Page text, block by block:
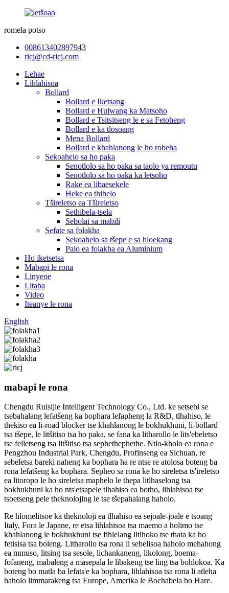
romela potso
008613402897943
ricj@cd-ricj.com
Lehae
Lihlahisoa
Bollard
Bollard e Iketsang
Bollard e Hulwang ka Matsoho
Bollard e Tsitsitseng le e sa Fetoheng
Bollard e ka tlosoang
Mena Bollard
Bollard e khahlanong le ho robeha
Sekoahelo sa ho paka
Senotlolo sa ho paka sa taolo ya remoutu
Senotlolo sa ho paka ka letsoho
Rake ea libaesekele
Heke ea thibelo
Tšireletso ea Tšireletso
Sethibela-tsela
Sebolai sa mabili
Sefate sa folakha
Sekoahelo sa tšepe e sa hloekang
Palo ea folakha ea Aluminium
Ho iketsetsa
Mabapi le rona
Linyeoe
Litaba
Video
Iteanye le rona
English
mabapi le rona
Chengdu Ruisijie Intelligent Technology Co., Ltd. ke setsebi se
tsebahalang lefatšeng ka bophara lefapheng la R&D, tlhahiso, le
thekiso ea li-road blocker tse khahlanong le bokhukhuni, li-bollard
tsa tšepe, le litšitiso tsa ho paka, se fana ka litharollo le lits'ebeletso
tse felletseng tsa litšitiso tsa sephethephethe. Ntlo-kholo ea rona e
Pengzhou Industrial Park, Chengdu, Profinseng ea Sichuan, re
sebeletsa bareki naheng ka bophara ha re ntse re atolosa boteng ba
rona lefatšeng ka bophara. Sepheo sa rona ke ho sireletsa ts'ireletso
ea litoropo le ho sireletsa maphelo le thepa litlhaselong tsa
bokhukhuni ka ho nts'etsapele tlhahiso ea botho, lihlahisoa tse
tsoetseng pele theknolojing le tse tšepahalang haholo.
Re hlomelitsoe ka theknoloji ea tlhahiso ea sejoale-joale e tsoang
Italy, Fora le Japane, re etsa lihlahisoa tsa maemo a holimo tse
khahlanong le bokhukhuni tse fihlelang litlhoko tse thata ka ho
fetisisa tsa boleng. Litharollo tsa rona li sebelisoa haholo mehahong
ea mmuso, litsing tsa sesole, lichankaneng, likolong, boema-
fofaneng, mabaleng a masepala le libakeng tse ling tsa bohlokoa. Ka
boteng bo matla ba lefats'e ka bophara, lihlahisoa tsa rona li atleha
haholo limmarakeng tsa Europe, Amerika le Bochabela bo Hare.